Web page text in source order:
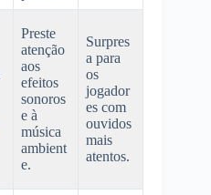
Preste
atenção
aos
efeitos
sonoros
e à
música
ambient
e.
Surpres
a para
os
jogador
es com
ouvidos
mais
atentos.